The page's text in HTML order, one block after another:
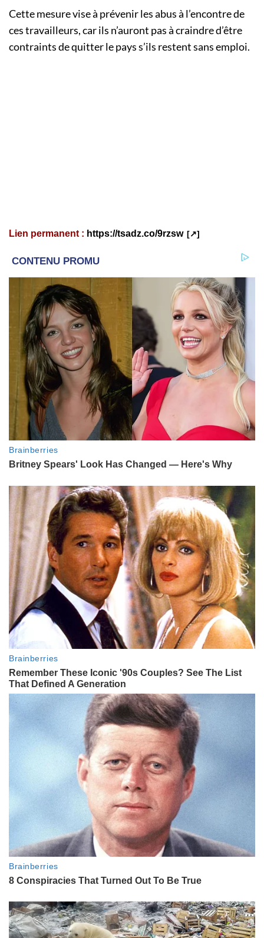
Cette mesure vise à prévenir les abus à l’encontre de
ces travailleurs, car ils n’auront pas à craindre d’être
contraints de quitter le pays s’ils restent sans emploi.
Lien permanent : https://tsadz.co/9rzsw